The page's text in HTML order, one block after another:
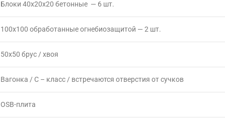
Блоки 40х20х20 бетонные — 6 шт.
100х100 обработанные огнебиозащитой — 2 шт.
50х50 брус / хвоя
Вагонка / С – класс / встречаются отверстия от сучков
OSB-плита